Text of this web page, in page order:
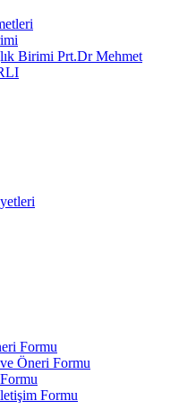
Birimi Prt.Dr Mehmet
Formu
Öneri Formu
Formu